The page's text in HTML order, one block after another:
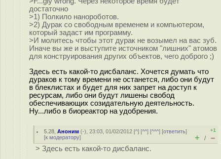
достаточно
>1) Полкило нанороботов.
>2) Дурак со свободным временем и компьютером,
который задаст им программу.
>И молитесь чтобы этот дурак не возымел на вас зуб.
Иначе вы же и выступите источником "лишних" атомов
для конструирования других объектов, чего доброго ;)
Здесь есть какой-то дисбаланс. Хочется думать что
дураков к тому времени не останется, либо они будут
в блеклистах и будет для них запрет на доступ к
ресурсам, либо они будут лишены свобод
обеспечивающих созидательную деятельность.
Ну...либо в биореактор на удобрения.
5.28 ,Аноним (-), 23:03, 01/02/2012 [^] [^^] [^^^] [ответить]
[к модератору]
+1
+ / –
> Здесь есть какой-то дисбаланс.